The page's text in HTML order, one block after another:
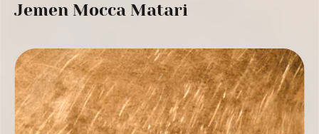
Jemen Mocca Matari